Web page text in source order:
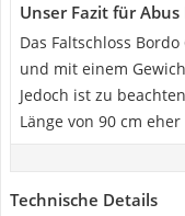
Unser Fazit für
Das Faltschloss
und mit einem
Jedoch ist zu
Länge von 90 cm
Technische Details